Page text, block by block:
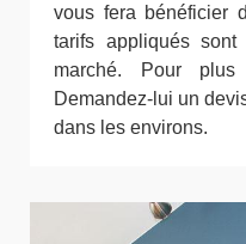
vous fera bénéficier
tarifs appliqués
marché. Pour plus
Demandez-lui un
dans les environs.